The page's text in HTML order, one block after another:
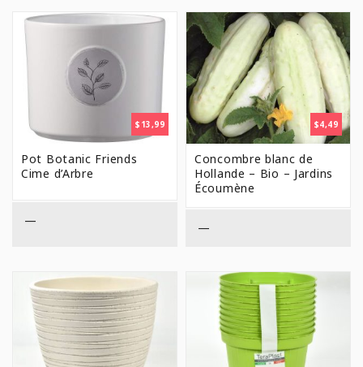
$ 13,99
Pot Botanic Friends
Cime d’Arbre
—
$4,49
Concombre blanc de
Hollande – Bio – Jardins
Écoumène
—